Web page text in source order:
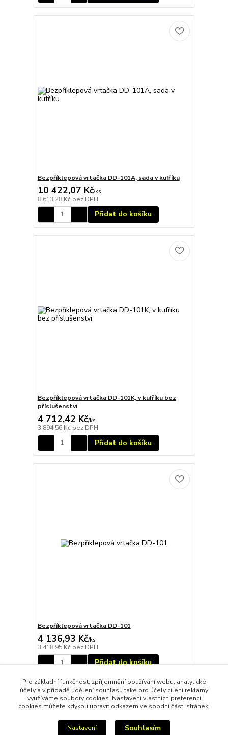
Bezpříklepová vrtačka DD-101A, sada v kufříku
10 422,07 Kč/ks
8 613,28 Kč bez DPH
Přidat do košíku
Bezpříklepová vrtačka DD-101K, v kufříku bez
příslušenství
4 712,42 Kč/ks
3 894,56 Kč bez DPH
Přidat do košíku
Bezpříklepová vrtačka DD-101
4 136,93 Kč/ks
3 418,95 Kč bez DPH
Přidat do košíku
strana z 1
Pro základní funkčnost, zpříjemnění používání webu, analytické
účely a v případě udělení souhlasu také pro účely cílení reklamy
využíváme soubory cookies. Nastavení vlastních preferencí
cookies můžete kdykoli upravit odkazem ve spodní části stránek.
Nastavení Souhlasím